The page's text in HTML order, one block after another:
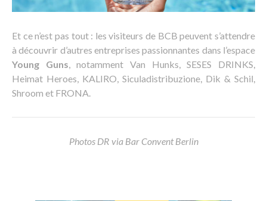
Et ce n’est pas tout : les visiteurs de BCB peuvent s’attendre
à découvrir d’autres entreprises passionnantes dans l’espace
Young Guns, notamment Van Hunks, SESES DRINKS,
Heimat Heroes, KALIRO, Siculadistribuzione, Dik & Schil,
Shroom et FRONA.
Photos DR via Bar Convent Berlin